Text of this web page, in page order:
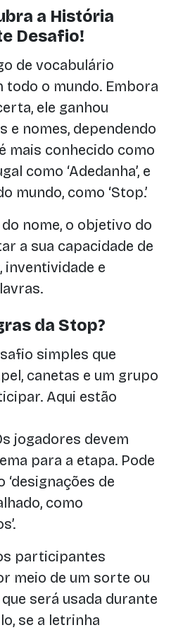
a História
Desafio!
de vocabulário
o mundo. Embora
ele ganhou
e nomes, dependendo
mais conhecido como
como ‘Adedanha’, e
mundo, como ‘Stop.’
nome, o objetivo do
a sua capacidade de
inventividade e
da Stop?
simples que
canetas e um grupo
Aqui estão
jogadores devem
para a etapa. Pode
‘designações de
como
participantes
meio de um sorte ou
será usada durante
se a letrinha